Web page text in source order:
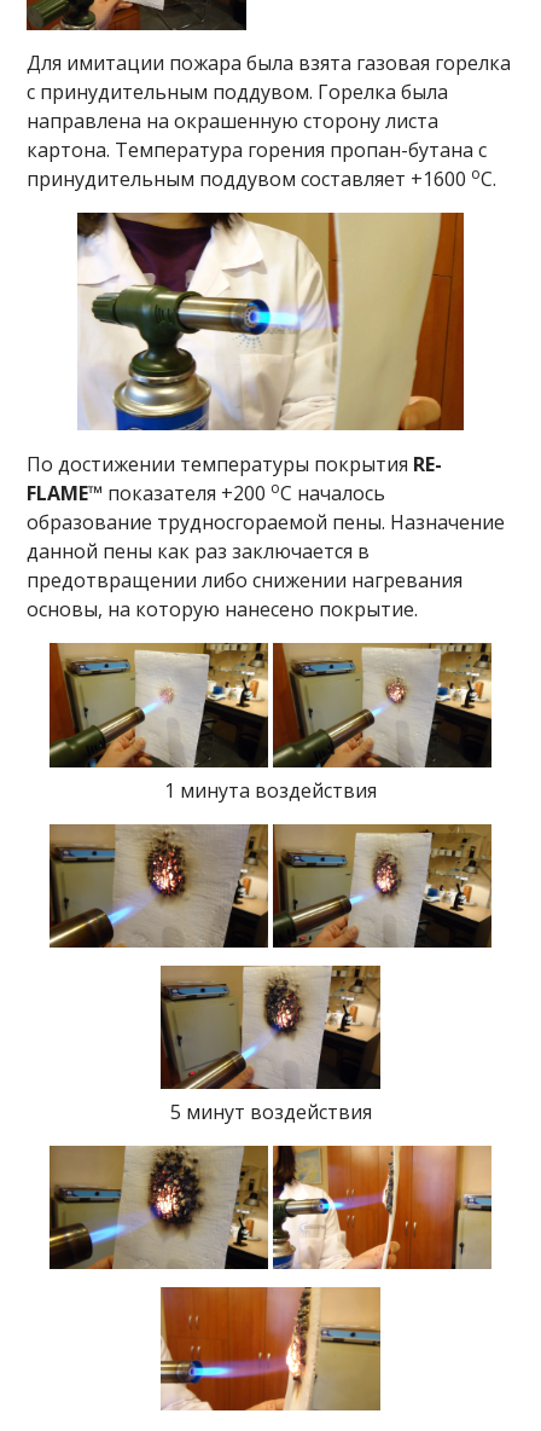
Для имитации пожара была взята газовая горелка
с принудительным поддувом. Горелка была
направлена на окрашенную сторону листа
картона. Температура горения пропан-бутана с
принудительным поддувом составляет +1600 oС.
По достижении температуры покрытия RE-
FLAME™ показателя +200 oС началось
образование трудносгораемой пены. Назначение
данной пены как раз заключается в
предотвращении либо снижении нагревания
основы, на которую нанесено покрытие.
1 минута воздействия
5 минут воздействия